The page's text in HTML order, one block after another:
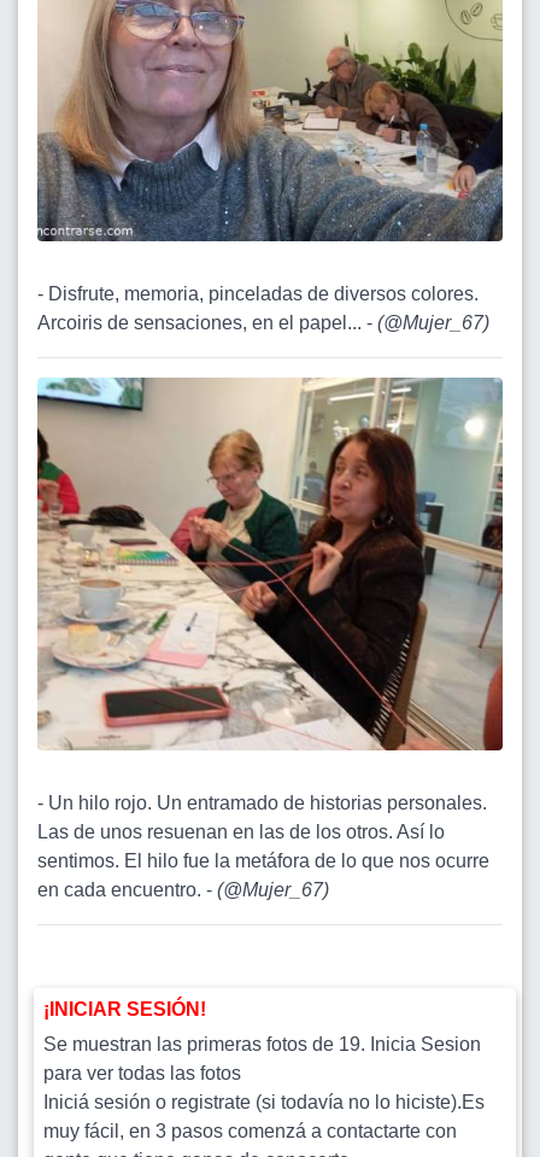
- Disfrute, memoria, pinceladas de diversos colores.
Arcoiris de sensaciones, en el papel... - (@Mujer_67)
- Un hilo rojo. Un entramado de historias personales.
Las de unos resuenan en las de los otros. Así lo
sentimos. El hilo fue la metáfora de lo que nos ocurre
en cada encuentro. - (@Mujer_67)
¡INICIAR SESIÓN!
Se muestran las primeras fotos de 19. Inicia Sesion
para ver todas las fotos
Iniciá sesión o registrate (si todavía no lo hiciste).Es
muy fácil, en 3 pasos comenzá a contactarte con